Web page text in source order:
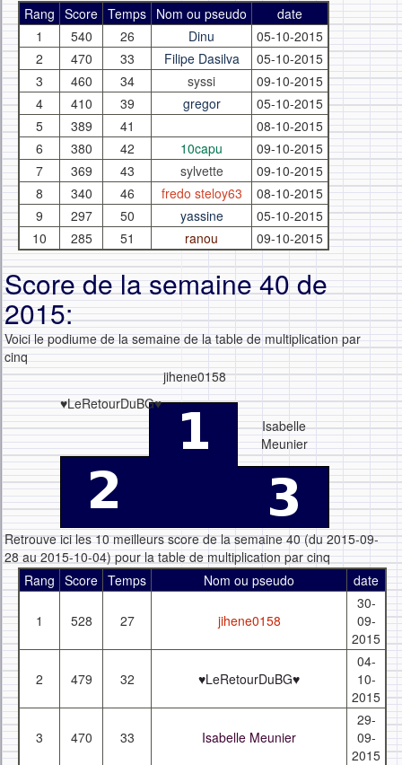
Rang Score Temps Nom ou pseudo
date
1
540 26 Dinu
05-10-2015
2
470 33 Filipe Dasilva
05-10-2015
3
460 34 syssi
09-10-2015
4
410 39 gregor
05-10-2015
5
389 41
08-10-2015
6
380 42 10capu
09-10-2015
7
369 43 sylvette
09-10-2015
8
340 46 fredo steloy63
08-10-2015
9
297 50 yassine
05-10-2015
10
285 51 ranou 09-10-2015
Score de la semaine 40 de
2015:
Voici le podiume de la semaine de la table de multiplication par
cinq
♥LeRetourDuBG♥
jihene0158
Isabelle
Meunier
Retrouve ici les 10 meilleurs score de la semaine 40 (du 2015-09-
28 au 2015-10-04) pour la table de multiplication par cinq
Rang Score Temps Nom ou pseudo date
1 528 27 jihene0158
30-
09-
2015
2 479 32 ♥LeRetourDuBG♥
04-
10-
2015
3 470 33 Isabelle Meunier
29-
09-
2015